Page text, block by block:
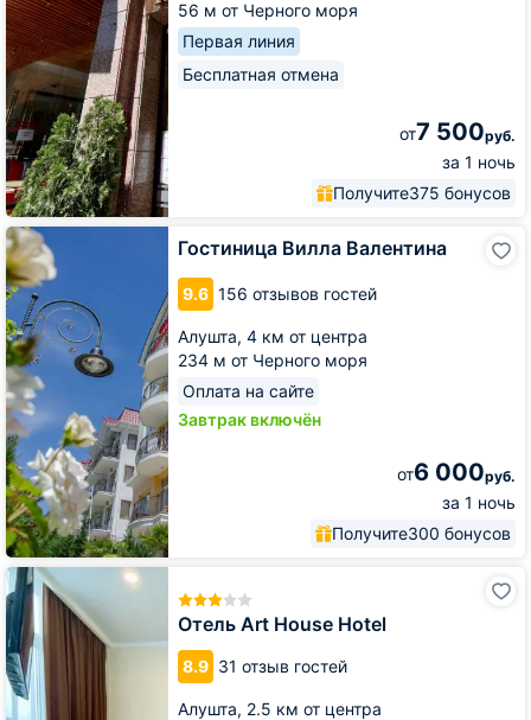
56 м от Черного моря
Первая линия
Бесплатная отмена
от7 500руб.
за 1 ночь
Получите375 бонусов
Гостиница Вилла Валентина
9.6 156 отзывов гостей
Алушта, 4 км от центра
234 м от Черного моря
Оплата на сайте
Завтрак включён
от6 000руб.
за 1 ночь
Получите300 бонусов
Гостиница
Вилла
Валентина
Отель Art House Hotel
8.9 31 отзыв гостей
Алушта, 2.5 км от центра
Отель
Art
House
Hotel